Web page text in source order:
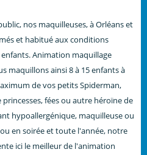
nos maquilleuses, à Orléans et
et habitué aux conditions
Animation maquillage
maquillons ainsi 8 à 15 enfants à
de vos petits Spiderman,
fées ou autre héroïne de
hypoallergénique, maquilleuse ou
en soirée et toute l'année, notre
ici le meilleur de l'animation